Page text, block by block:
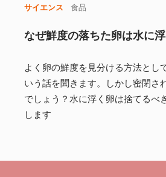
サイエンス 食品
なぜ鮮度の落ちた卵は水に
よく卵の鮮度を見分ける方法とし
いう話を聞きます。しかし密閉さ
でしょう？水に浮く卵は捨てるべ
します